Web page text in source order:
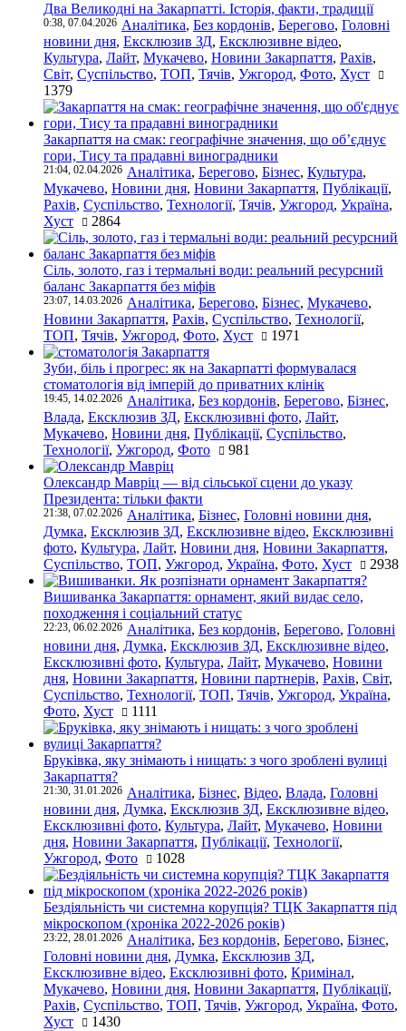
Два Великодні на Закарпатті. Історія, факти, традиції
0:38, 07.04.2026 Аналітика, Без кордонів, Берегово, Головні
новини дня, Ексклюзив ЗД, Ексклюзивне відео,
Культура, Лайт, Мукачево, Новини Закарпаття, Рахів,
Світ, Суспільство, ТОП, Тячів, Ужгород, Фото, Хуст
1379
Закарпаття на смак: географічне значення, що об’єднує
гори, Тису та прадавні виноградники
21:04, 02.04.2026 Аналітика, Берегово, Бізнес, Культура,
Мукачево, Новини дня, Новини Закарпаття, Публікації,
Рахів, Суспільство, Технології, Тячів, Ужгород, Україна,
Хуст
2864
Сіль, золото, газ і термальні води: реальний ресурсний
баланс Закарпаття без міфів
23:07, 14.03.2026 Аналітика, Берегово, Бізнес, Мукачево,
Новини Закарпаття, Рахів, Суспільство, Технології,
ТОП, Тячів, Ужгород, Фото, Хуст 1971
Зуби, біль і прогрес: як на Закарпатті формувалася
стоматологія від імперій до приватних клінік
19:45, 14.02.2026 Аналітика, Без кордонів, Берегово, Бізнес,
Влада, Ексклюзив ЗД, Ексклюзивні фото, Лайт,
Мукачево, Новини дня, Публікації, Суспільство,
Технології, Ужгород, Фото 981
Олександр Мавріц — від сільської сцени до указу
Президента: тільки факти
21:38, 07.02.2026 Аналітика, Бізнес, Головні новини дня,
Думка, Ексклюзив ЗД, Ексклюзивне відео, Ексклюзивні
фото, Культура, Лайт, Новини дня, Новини Закарпаття,
Суспільство, ТОП, Ужгород, Україна, Фото, Хуст 2938
Вишиванка Закарпаття: орнамент, який видає село,
походження і соціальний статус
22:23, 06.02.2026 Аналітика, Без кордонів, Берегово, Головні
новини дня, Думка, Ексклюзив ЗД, Ексклюзивне відео,
Ексклюзивні фото, Культура, Лайт, Мукачево, Новини
дня, Новини Закарпаття, Новини партнерів, Рахів, Світ,
Суспільство, Технології, ТОП, Тячів, Ужгород, Україна,
Фото, Хуст 1111
Бруківка, яку знімають і нищать: з чого зроблені вулиці
Закарпаття?
21:30, 31.01.2026 Аналітика, Бізнес, Відео, Влада, Головні
новини дня, Думка, Ексклюзив ЗД, Ексклюзивне відео,
Ексклюзивні фото, Культура, Лайт, Мукачево, Новини
дня, Новини Закарпаття, Публікації, Технології,
Ужгород, Фото 1028
Бездіяльність чи системна корупція? ТЦК Закарпаття під
мікроскопом (хроніка 2022-2026 років)
23:22, 28.01.2026 Аналітика, Без кордонів, Берегово, Бізнес,
Головні новини дня, Думка, Ексклюзив ЗД,
Ексклюзивне відео, Ексклюзивні фото, Кримінал,
Мукачево, Новини дня, Новини Закарпаття, Публікації,
Рахів, Суспільство, ТОП, Тячів, Ужгород, Україна, Фото,
Хуст
1430